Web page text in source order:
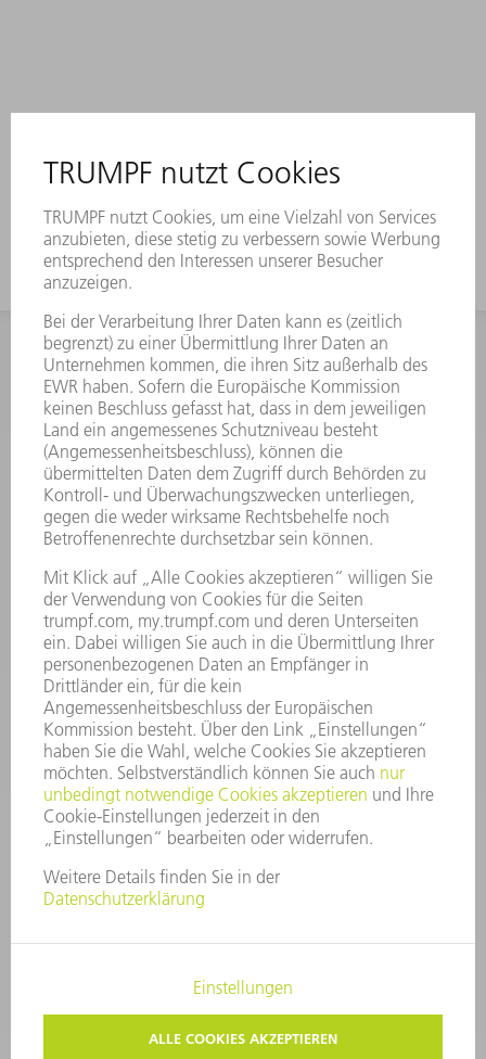
INFORMATION
Häufig gestellte Fragen
Allgemeine Geschäftsbedingungen
KONTAKT
Kundenbetreuung TRUMPF Werkzeugmaschinen
+49 7156 303 33222
Mo - Fr: 07:30 - 17:30 Uhr
Erweiterte Rufbereitschaft per Service App Mo - Fr:
06:30 - 20.00 Uhr Sa: 07:00 - 12:00 Uhr
Kundenbetreuung@trumpf.com
KONTAKT
Service TRUMPF Lasertechnik
+49 7156 303 37444
Mo - Fr: 07:30 - 18:00 Uhr
Additive Manufacturing 07:30 - 17:30 Uhr
spareparts.tld@trumpf.com
COPYRIGHT UND MARKENZEICHEN
NUTZUNGSBEDINGUNGEN